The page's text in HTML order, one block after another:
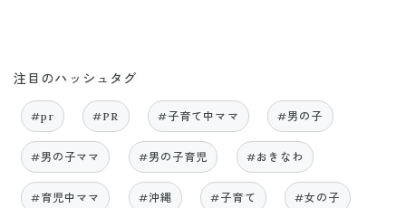
注目のハッシュタグ
#pr #PR #子育て中ママ #男の子
#男の子ママ #男の子育児 #おきなわ
#育児中ママ #沖縄 #子育て #女の子